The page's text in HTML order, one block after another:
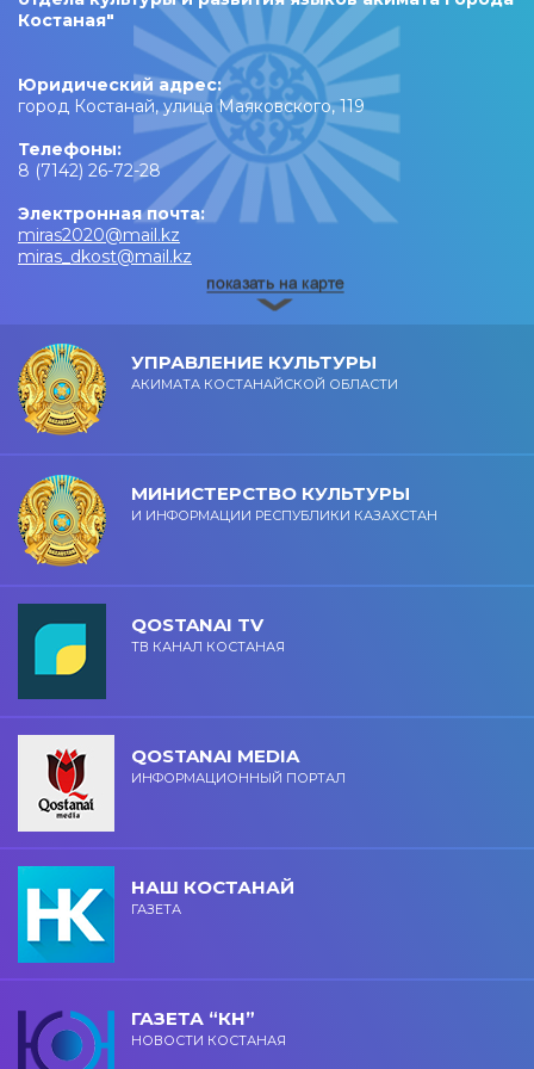
Костаная"
Юридический адрес:
город Костанай, улица Маяковского, 119
Телефоны:
8 (7142) 26-72-28
Электронная почта:
miras2020@mail.kz
miras_dkost@mail.kz
УПРАВЛЕНИЕ КУЛЬТУРЫ
АКИМАТА КОСТАНАЙСКОЙ ОБЛАСТИ
МИНИСТЕРСТВО КУЛЬТУРЫ
И ИНФОРМАЦИИ РЕСПУБЛИКИ КАЗАХСТАН
QOSTANAI TV
ТВ КАНАЛ КОСТАНАЯ
QOSTANAI MEDIA
ИНФОРМАЦИОННЫЙ ПОРТАЛ
НАШ КОСТАНАЙ
ГАЗЕТА
ГАЗЕТА “КН”
НОВОСТИ КОСТАНАЯ